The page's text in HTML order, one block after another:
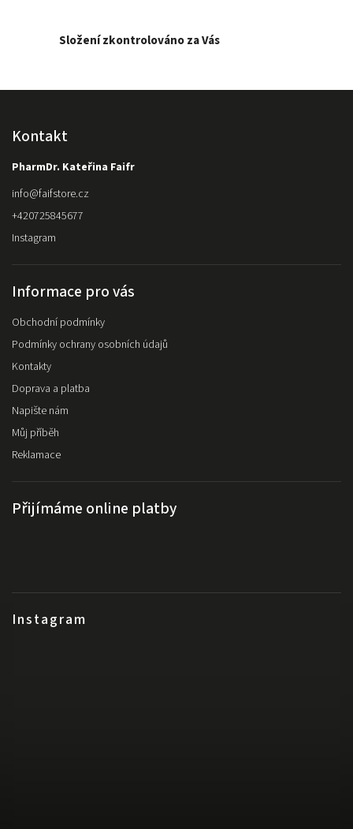
Složení zkontrolováno za Vás
Instagram
Kontakt
PharmDr. Kateřina Faifr
info@faifstore.cz
+420725845677
Instagram
Informace pro vás
Obchodní podmínky
Podmínky ochrany osobních údajů
Kontakty
Doprava a platba
Napište nám
Můj příběh
Reklamace
Přijímáme online platby